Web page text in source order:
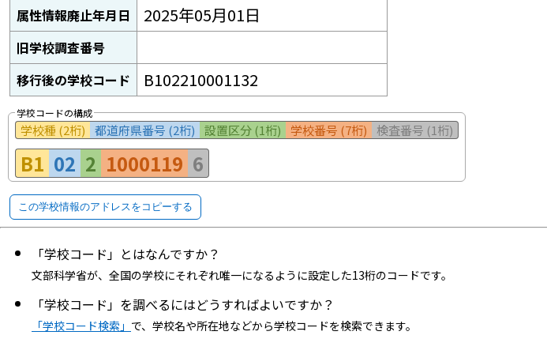
属性情報廃止年月日 2025年05月01日
旧学校調査番号
移行後の学校コード
B102210001132
学校コードの構成
学校種 (2桁) 都道府県番号 (2桁) 設置区分 (1桁) 学校番号 (7桁) 検査番号 (1桁)
B1 02 2 1000119 6
この学校情報のアドレスをコピーする
「学校コード」とはなんですか？
文部科学省が、全国の学校にそれぞれ唯一になるように設定した13桁のコードです。
「学校コード」を調べるにはどうすればよいですか？
「学校コード検索」 で、学校名や所在地などから学校コードを検索できます。